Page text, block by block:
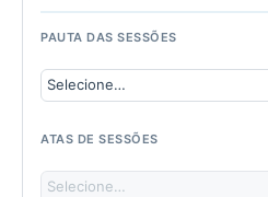
PAUTA DAS SESSÕES
ATAS DE SESSÕES